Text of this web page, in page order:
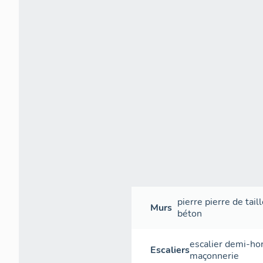
Murs pierre pierre de
béton
Escaliersescalier demi-
maçonnerie